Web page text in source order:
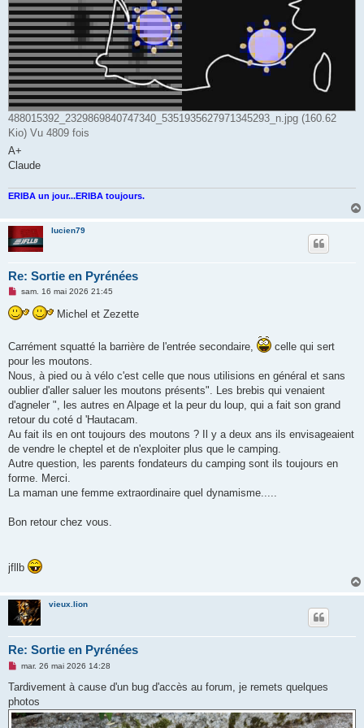
488015392_2329869840747340_5351935627971345293_n.jpg (160.62
Kio) Vu 4809 fois
A+
Claude
ERIBA un jour...ERIBA toujours.
lucien79
Re: Sortie en Pyrénées
M
s
s
e
n
n
l
sam. 16 mai 2026 21:45
Michel et Zezette
Carrément squatté la barrière de l'entrée secondaire,
celle qui sert
pour les moutons.
Nous, à pied ou à vélo c'est celle que nous utilisions en général et sans
oublier d'aller saluer les moutons présents". Les brebis qui venaient
d'agneler ", les autres en Alpage et la peur du loup, qui a fait son grand
retour du coté d 'Hautacam.
Au fait ils en ont toujours des moutons ? Il y a deux ans ils envisageaient
de vendre le cheptel et de n'exploiter plus que le camping.
Autre question, les parents fondateurs du camping sont ils toujours en
forme. Merci.
La maman une femme extraordinaire quel dynamisme.....
Bon retour chez vous.
jfllb
vieux.lion
Re: Sortie en Pyrénées
M
s
a
g
e
mar. 26 mai 2026 14:28
Tardivement à cause d'un bug d'accès au forum, je remets quelques
photos